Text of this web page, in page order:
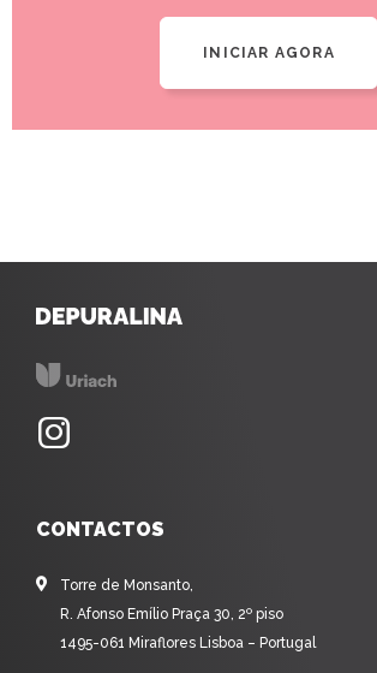
INICIAR AGORA
CONTACTOS
Torre de Monsanto,
R. Afonso Emílio Praça 30, 2º piso
1495-061 Miraflores Lisboa – Portugal